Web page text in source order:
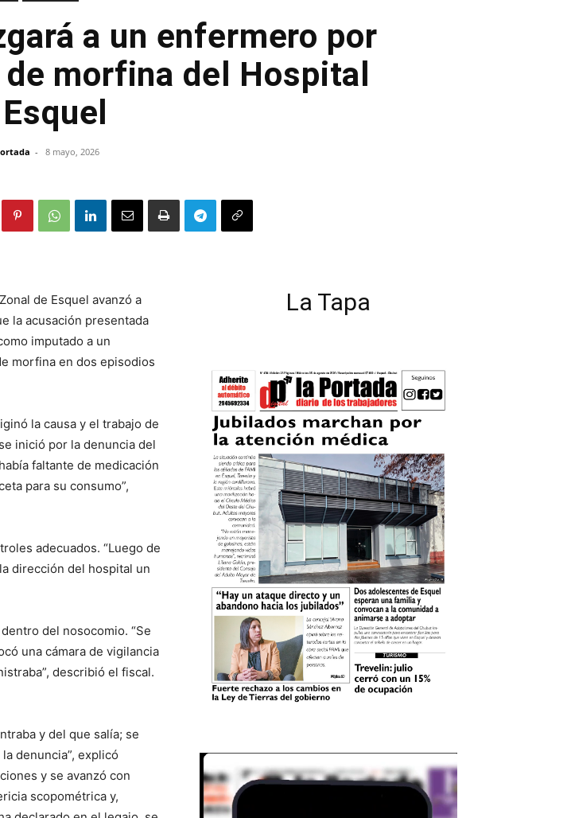
a un enfermero por
morfina del Hospital
- 8 mayo, 2026
de Esquel avanzó a
la acusación presentada
imputado a un
morfina en dos episodios
la causa y el trabajo de
inició por la denuncia del
faltante de medicación
para su consumo”,
adecuados. “Luego de
dirección del hospital un
del nosocomio. “Se
una cámara de vigilancia
describió el fiscal.
y del que salía; se
denuncia”, explicó
y se avanzó con
scopométrica y,
La Tapa